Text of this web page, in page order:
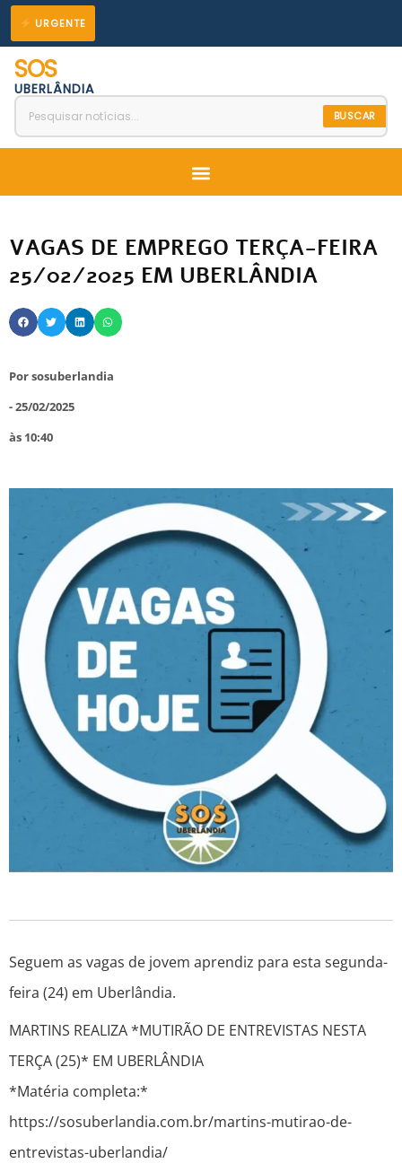
para
conteúdo
URGENTE
SOS
UBERLÂNDIA
BUSCAR
Menu
VAGAS DE EMPREGO TERÇA-FEIRA
25/02/2025 EM UBERLÂNDIA
Porsosuberlandia
-25/02/2025
às 10:40
Seguem as vagas de jovem aprendiz para esta segunda-
feira (24) em Uberlândia.
MARTINS REALIZA *MUTIRÃO DE ENTREVISTAS NESTA
TERÇA (25)* EM UBERLÂNDIA
*Matéria completa:*
https://sosuberlandia.com.br/martins-mutirao-de-
entrevistas-uberlandia/ ‎